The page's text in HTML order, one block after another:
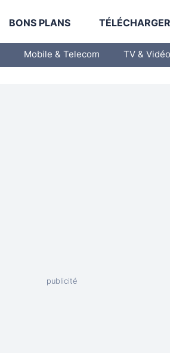
BONS PLANS
Mobile & Telecom TV & Vidéo